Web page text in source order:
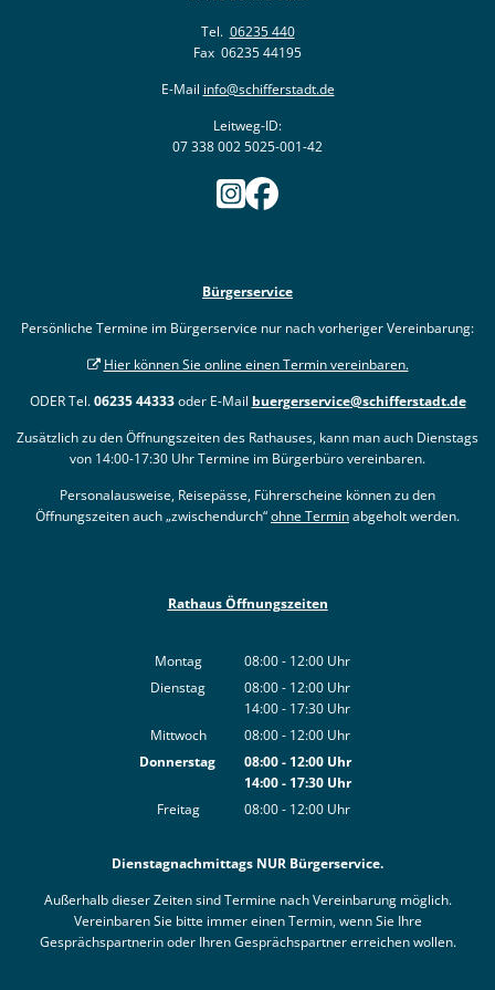
Tel. 06235 440
Fax 06235 44195
E-Mail info@schifferstadt.de
Leitweg-ID:
07 338 002 5025-001-42
Bürgerservice
Persönliche Termine im Bürgerservice nur nach vorheriger Vereinbarung:
Hier können Sie online einen Termin vereinbaren.
ODER Tel.06235 44333oder E-Mail buergerservice@schifferstadt.de
Zusätzlich zu den Öffnungszeiten des Rathauses, kann man auch Dienstags
von 14:00-17:30 Uhr Termine im Bürgerbüro vereinbaren.
Personalausweise, Reisepässe, Führerscheine können zu den
Öffnungszeiten auch „zwischendurch“ohne Terminabgeholt werden.
Rathaus Öffnungszeiten
Montag 08:00- 12:00 Uhr
Von 08:00 bis 12:00 Uhr
Dienstag 08:00- 12:00 Uhr
Von 08:00 bis 12:00 Uhr
14:00- 17:30 Uhr
Von 14:00 bis 17:30 Uhr
Mittwoch 08:00- 12:00 Uhr
Von 08:00 bis 12:00 Uhr
Donnerstag 08:00- 12:00Uhr
Von 08:00 bis 12:00 Uhr
14:00- 17:30Uhr
Von 14:00 bis 17:30 Uhr
Freitag 08:00- 12:00 Uhr
Dienstagnachmittags NUR Bürgerservice.
Außerhalb dieser Zeiten sind Termine nach Vereinbarung möglich.
Vereinbaren Sie bitte immer einen Termin, wenn Sie Ihre
Gesprächspartnerin oder Ihren Gesprächspartner erreichen wollen.